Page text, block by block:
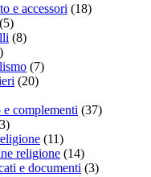
e accessori (18)
(5)
(8)
(7)
(20)
complementi (37)
(11)
religione (14)
e documenti (3)